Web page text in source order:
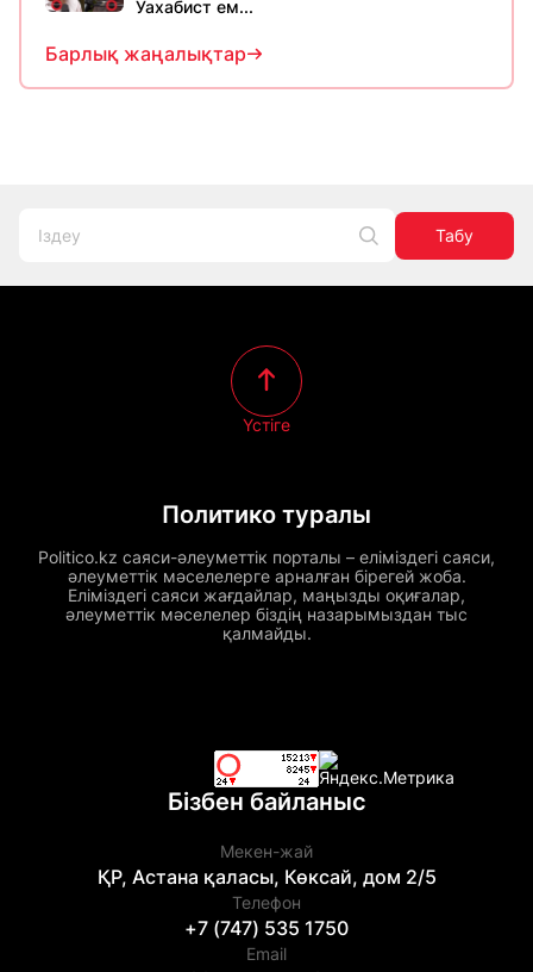
Уахабист ем...
Барлық жаңалықтар
Табу
Политико туралы
Politico.kz саяси-әлеуметтік порталы – еліміздегі саяси,
әлеуметтік мәселелерге арналған бірегей жоба.
Еліміздегі саяси жағдайлар, маңызды оқиғалар,
әлеуметтік мәселелер біздің назарымыздан тыс
қалмайды.
Үстіге
Бізбен байланыс
Мекен-жай
ҚР, Астана қаласы, Көксай, дом 2/5
Телефон
+7 (747) 535 1750
Email